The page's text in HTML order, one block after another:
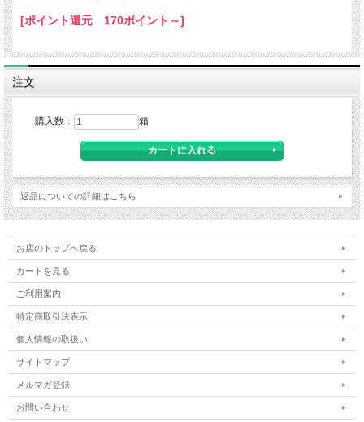
[ポイント還元 170ポイント～]
注文
購入数： 箱
返品についての詳細はこちら
お店のトップへ戻る
カートを見る
ご利用案内
特定商取引法表示
個人情報の取扱い
サイトマップ
メルマガ登録
お問い合わせ